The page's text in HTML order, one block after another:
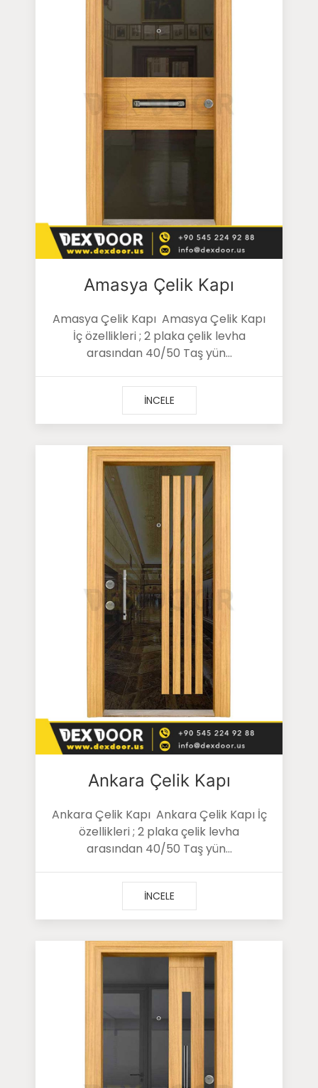
Amasya Çelik Kapı
Amasya Çelik Kapı Amasya Çelik Kapı
İç özellikleri ; 2 plaka çelik levha
arasından 40/50 Taş yün...
İNCELE
Ankara Çelik Kapı
Ankara Çelik Kapı Ankara Çelik Kapı İç
özellikleri ; 2 plaka çelik levha
arasından 40/50 Taş yün...
İNCELE